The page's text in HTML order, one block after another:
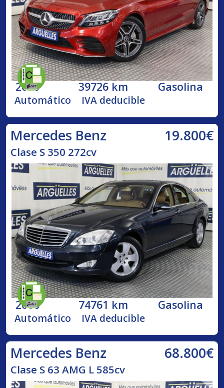
2020 39726 km Gasolina
Automático IVA deducible
Mercedes Benz 19.800€
Clase S 350 272cv
2006 74761 km Gasolina
Automático IVA deducible
Mercedes Benz 68.800€
Clase S 63 AMG L 585cv